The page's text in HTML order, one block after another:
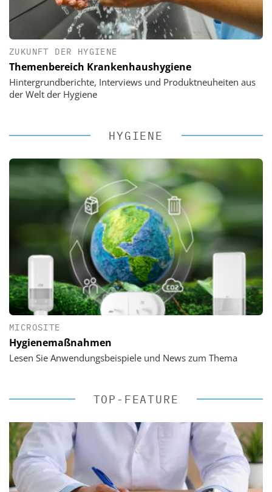
ZUKUNFT DER HYGIENE
Themenbereich Krankenhaushygiene
Hintergrundberichte, Interviews und Produktneuheiten aus
der Welt der Hygiene
HYGIENE
MICROSITE
Hygienemaßnahmen
Lesen Sie Anwendungsbeispiele und News zum Thema
TOP-FEATURE